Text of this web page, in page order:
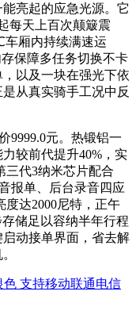
亮起的应急光源。它
每天上百次颠簸震
厢内持续满速运
保障多任务切换不卡
以及一块在强光下依
从真实骑手工况中反
9999.0元。热锻铝一
较前代提升40%，实
三代3纳米芯片配合
报单、后台录音四应
度达2000尼特，正午
储足以容纳半年行程
动接单界面，省去解
色 支持移动联通电信